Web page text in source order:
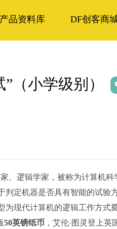
产品资料库 DF创客商
（小学级别）
、逻辑学家，被称为计算机科
判定机器是否具有智能的试验
现代计算机的逻辑工作方式
50英镑纸币 ，艾伦·图灵登上